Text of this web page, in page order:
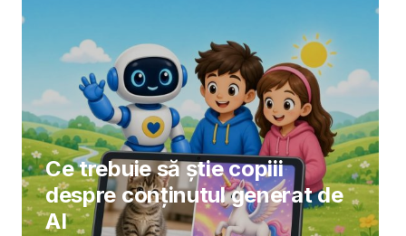
Ce trebuie să știe copiii
despre conținutul generat de
AI